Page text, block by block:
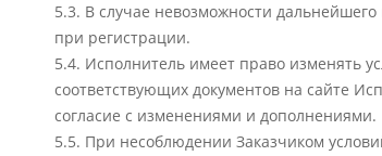
5.3. В случае невозможности
при регистрации.
5.4. Исполнитель имеет право изменять
соответствующих документов на сайте
согласие с изменениями и дополнениями.
5.5. При несоблюдении Заказчиком